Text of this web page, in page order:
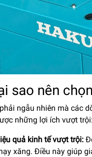
sao nên
ngẫu nhiên mà các
những lợi ích vượt trội:
quả kinh tế vượt trội:
xăng. Điều này giúp